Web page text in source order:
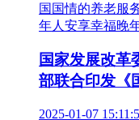
国国情的养老服
年人安享幸福晚
国家发展改革
部联合印发《
2025-01-07